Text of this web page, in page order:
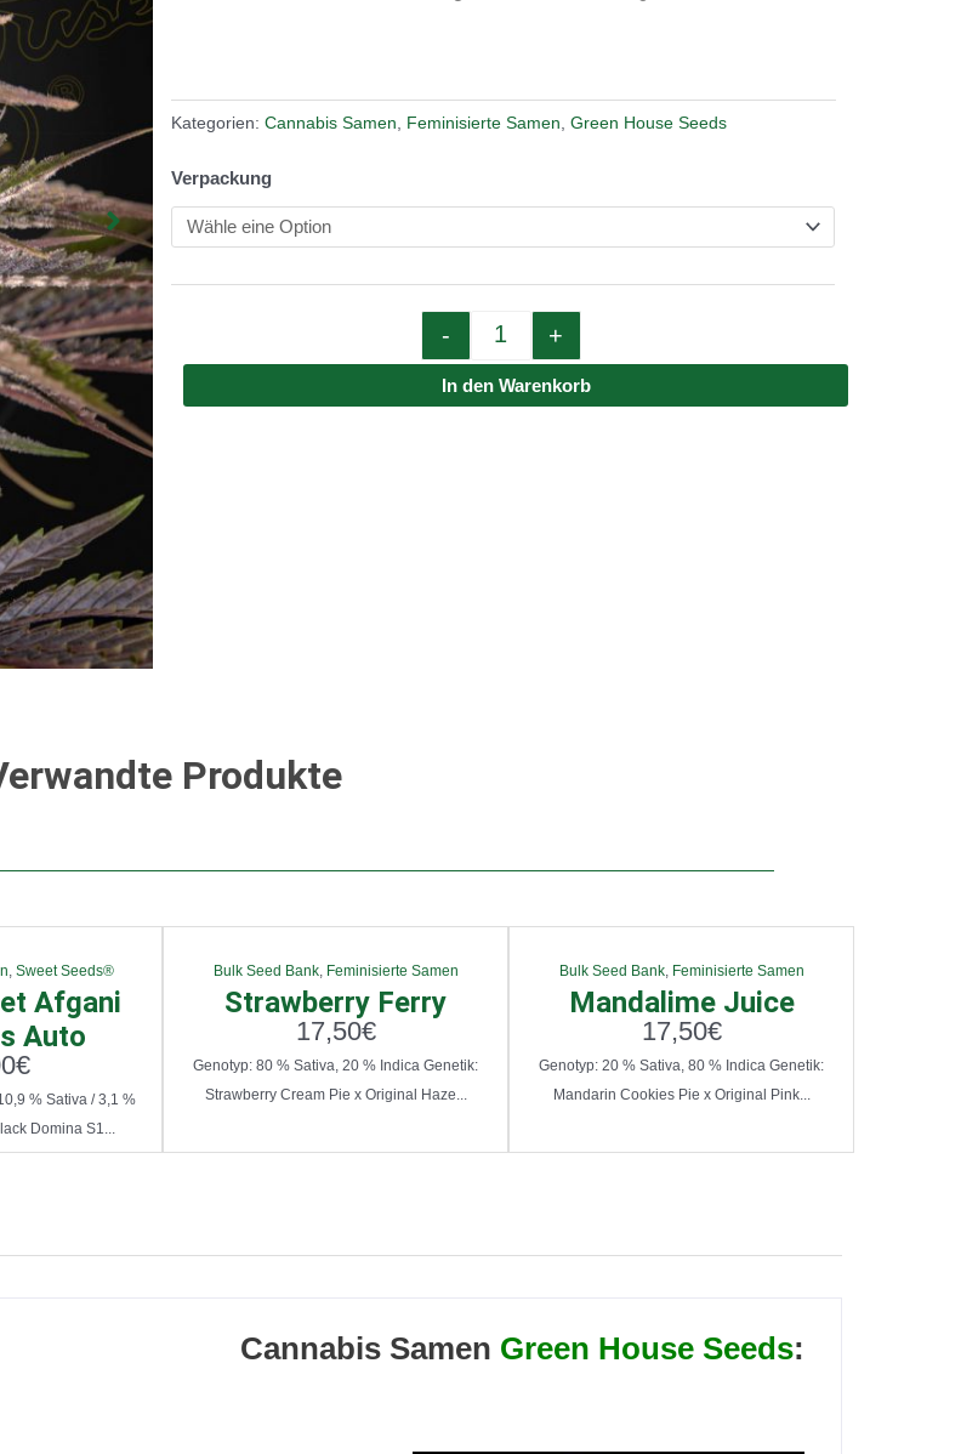
Kategorien:Cannabis Samen Feminisierte Samen ,Green House Seeds
Verpackung
- +
In den Warenkorb
Produkte
, Sweet Seeds®
Afgani
Auto
€
% Sativa / 3,1 %
Domina S1...
Bulk Seed Bank, Feminisierte Samen
Strawberry Ferry
17,50€
Genotyp: 80 % Sativa, 20 % Indica Genetik:
Strawberry Cream Pie x Original Haze...
Bulk Seed Bank, Feminisierte Samen
Mandalime Juice
17,50€
Genotyp: 20 % Sativa, 80 % Indica Genetik:
Mandarin Cookies Pie x Original Pink...
Cannabis Samen Green House Seeds: